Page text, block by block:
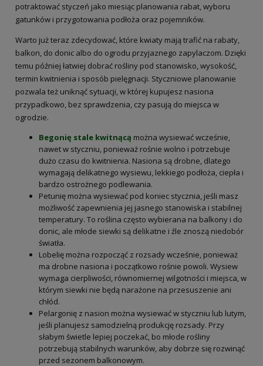
potraktować styczeń jako miesiąc planowania rabat, wyboru
gatunków i przygotowania podłoża oraz pojemników.
Warto już teraz zdecydować, które kwiaty mają trafić na rabaty,
balkon, do donic albo do ogrodu przyjaznego zapylaczom. Dzięki
temu później łatwiej dobrać rośliny pod stanowisko, wysokość,
termin kwitnienia i sposób pielęgnacji. Styczniowe planowanie
pozwala też uniknąć sytuacji, w której kupujesz nasiona
przypadkowo, bez sprawdzenia, czy pasują do miejsca w
ogrodzie.
Begonię stale kwitnącą można wysiewać wcześnie,
nawet w styczniu, ponieważ rośnie wolno i potrzebuje
dużo czasu do kwitnienia. Nasiona są drobne, dlatego
wymagają delikatnego wysiewu, lekkiego podłoża, ciepła i
bardzo ostrożnego podlewania.
Petunię można wysiewać pod koniec stycznia, jeśli masz
możliwość zapewnienia jej jasnego stanowiska i stabilnej
temperatury. To roślina często wybierana na balkony i do
donic, ale młode siewki są delikatne i źle znoszą niedobór
światła.
Lobelię można rozpocząć z rozsady wcześnie, ponieważ
ma drobne nasiona i początkowo rośnie powoli. Wysiew
wymaga cierpliwości, równomiernej wilgotności i miejsca, w
którym siewki nie będą narażone na przesuszenie ani
chłód.
Pelargonię z nasion można wysiewać w styczniu lub lutym,
jeśli planujesz samodzielną produkcję rozsady. Przy
słabym świetle lepiej poczekać, bo młode rośliny
potrzebują stabilnych warunków, aby dobrze się rozwinąć
przed sezonem balkonowym.